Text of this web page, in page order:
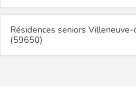
Résidences seniors
(59650)